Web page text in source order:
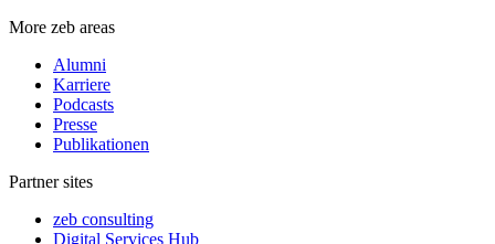
More zeb areas
Alumni
Karriere
Podcasts
Presse
Publikationen
Partner sites
zeb consulting
Digital Services Hub